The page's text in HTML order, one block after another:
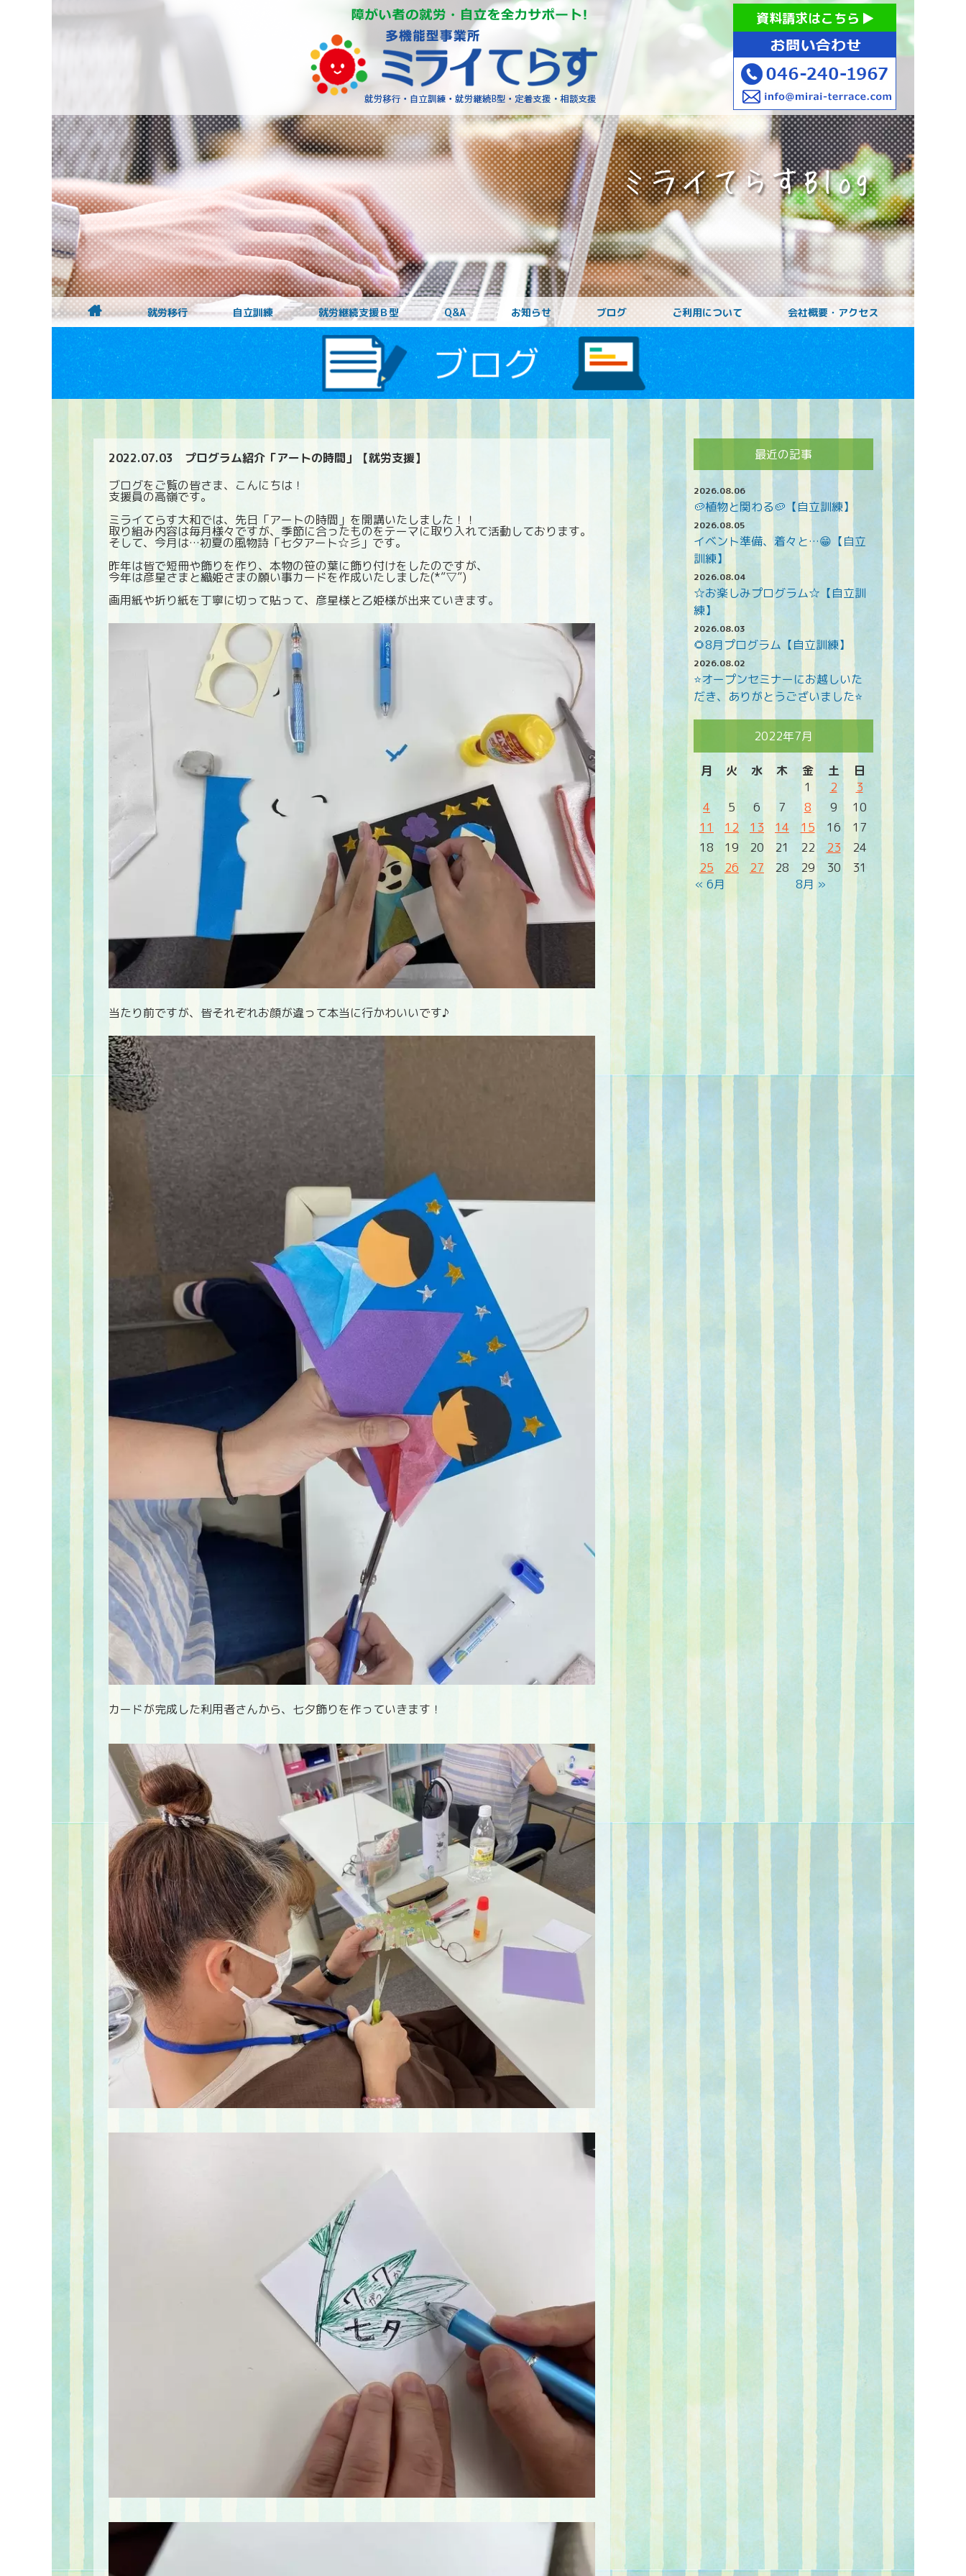
障がいをお持ちの方への就労支援 ミライてらす大和｜就労移行｜就
資料請求はこちら
お子様の
就労移行 自立訓練 就労継続支援Ｂ型 Q&A お知らせ ブログ ご利用について 会社概要・アクセス
2022.07.03
プログラム紹介「アートの時間」【就労支援】
ブログをご覧の皆さま、こんにちは！
支援員の高嶺です。
ミライてらす大和では、先日「アートの時間」を開講いたしました！！
取り組み内容は毎月様々ですが、季節に合ったものをテーマに取り入れて活動しております。
そして、今月は…初夏の風物詩「七夕アート☆彡」です。
昨年は皆で短冊や飾りを作り、本物の笹の葉に飾り付けをしたのですが、
今年は彦星さまと織姫さまの願い事カードを作成いたしました(*”▽”)
画用紙や折り紙を丁寧に切って貼って、彦星様と乙姫様が出来ていきます。
当たり前ですが、皆それぞれお顔が違って本当に行かわいいです♪
カードが完成した利用者さんから、七夕飾りを作っていきます！
最近の記事
2026.08.06
🥔植物と関わる🥔【自立訓練】
2026.08.05
イベント準備、着々と…😁【自立
訓練】
2026.08.04
☆お楽しみプログラム☆【自立訓
練】
2026.08.03
🌻8月プログラム【自立訓練】
2026.08.02
⭐オープンセミナーにお越しいた
だき、ありがとうございました⭐
2022年7月
月 火 水 木 金 土 日
« 6月 8月 »
1 2
3
4
5 6 7 8 9
10
11
12 13 14 15 16
17
18
19 20 21 22 23
24
25
26 27 28 29 30 31